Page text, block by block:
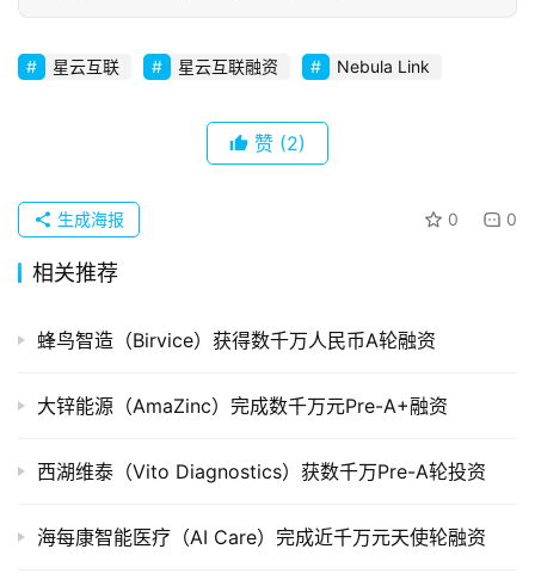
品
牌
并
购
重
组
公
上
投
投稿
星云互联 星云互联融资 Nebula Link
赞 (2)
0 0
生成海报
相关推荐
蜂鸟智造（Birvice）获得数千万人民币A轮融资
大锌能源（AmaZinc）完成数千万元Pre-A+融资
西湖维泰（Vito Diagnostics）获数千万Pre-A轮投资
海每康智能医疗（AI Care）完成近千万元天使轮融资